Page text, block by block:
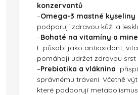
konzervantů
–Omega-3 mastné kyseliny
podporují zdravou kůži a
–Bohaté na vitamíny a
E působí jako antioxidant,
pomáhají udržet zdravou srst
–Prebiotika a vláknina
správnému trávení. Včetně
které podporují metabolismus.